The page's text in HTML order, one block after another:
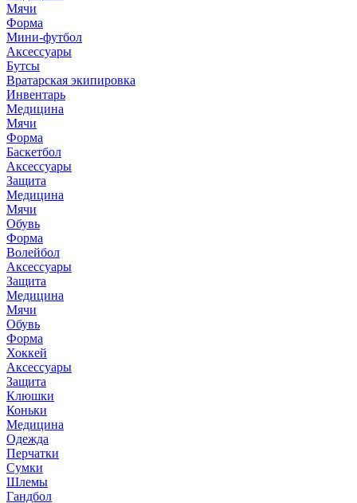
Мячи
Форма
Мини-футбол
Аксессуары
Бутсы
Вратарская экипировка
Инвентарь
Медицина
Мячи
Форма
Баскетбол
Аксессуары
Защита
Медицина
Мячи
Обувь
Форма
Волейбол
Аксессуары
Защита
Медицина
Мячи
Обувь
Форма
Хоккей
Аксессуары
Защита
Клюшки
Коньки
Медицина
Одежда
Перчатки
Сумки
Шлемы
Гандбол